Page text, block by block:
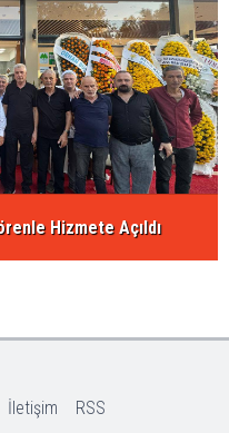
Hizmete Açıldı
İletişim RSS